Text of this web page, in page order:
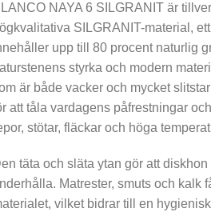
NAYA 6 SILGRANIT är
SILGRANIT-material,
upp till 80 procent naturlig
styrka och modern
är både vacker och mycket
att tåla vardagens påfrestningar
stötar, fläckar och höga
täta och släta ytan gör att
Matrester, smuts och kalk
vilket bidrar till en